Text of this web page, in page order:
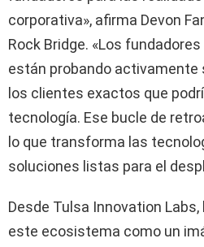
corporativa», afirma Devon
Rock Bridge. «Los
están probando activamente
los clientes exactos que
tecnología. Ese bucle de
lo que transforma las
soluciones listas para el
Desde Tulsa Innovation
este ecosistema como un